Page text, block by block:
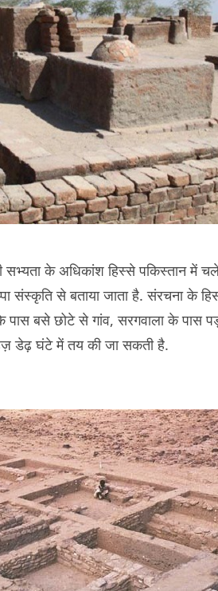
सभ्यता के अधिकांश हिस्से पकिस्तान में
संस्कृति से बताया जाता है. संरचना के
पास बसे छोटे से गांव, सरगवाला के पास
डेढ़ घंटे में तय की जा सकती है.